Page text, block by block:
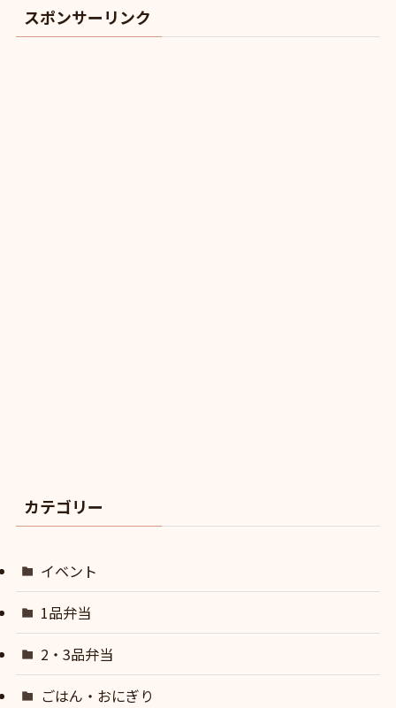
スポンサーリンク
カテゴリー
イベント
1品弁当
2・3品弁当
ごはん・おにぎり